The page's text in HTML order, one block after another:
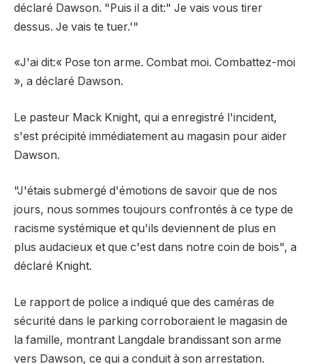
déclaré Dawson. "Puis il a dit:" Je vais vous tirer
dessus. Je vais te tuer.'"
«J'ai dit:« Pose ton arme. Combat moi. Combattez-moi
», a déclaré Dawson.
Le pasteur Mack Knight, qui a enregistré l'incident,
s'est précipité immédiatement au magasin pour aider
Dawson.
"J'étais submergé d'émotions de savoir que de nos
jours, nous sommes toujours confrontés à ce type de
racisme systémique et qu'ils deviennent de plus en
plus audacieux et que c'est dans notre coin de bois", a
déclaré Knight.
Le rapport de police a indiqué que des caméras de
sécurité dans le parking corroboraient le magasin de
la famille, montrant Langdale brandissant son arme
vers Dawson, ce qui a conduit à son arrestation.